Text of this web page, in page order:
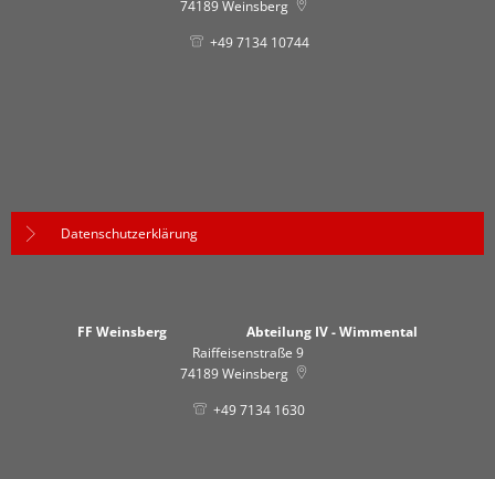
74189Weinsberg
+49 7134 10744
Datenschutzerklärung
FF Weinsberg Abteilung IV - Wimmental
Raiffeisenstraße 9
74189Weinsberg
+49 7134 1630